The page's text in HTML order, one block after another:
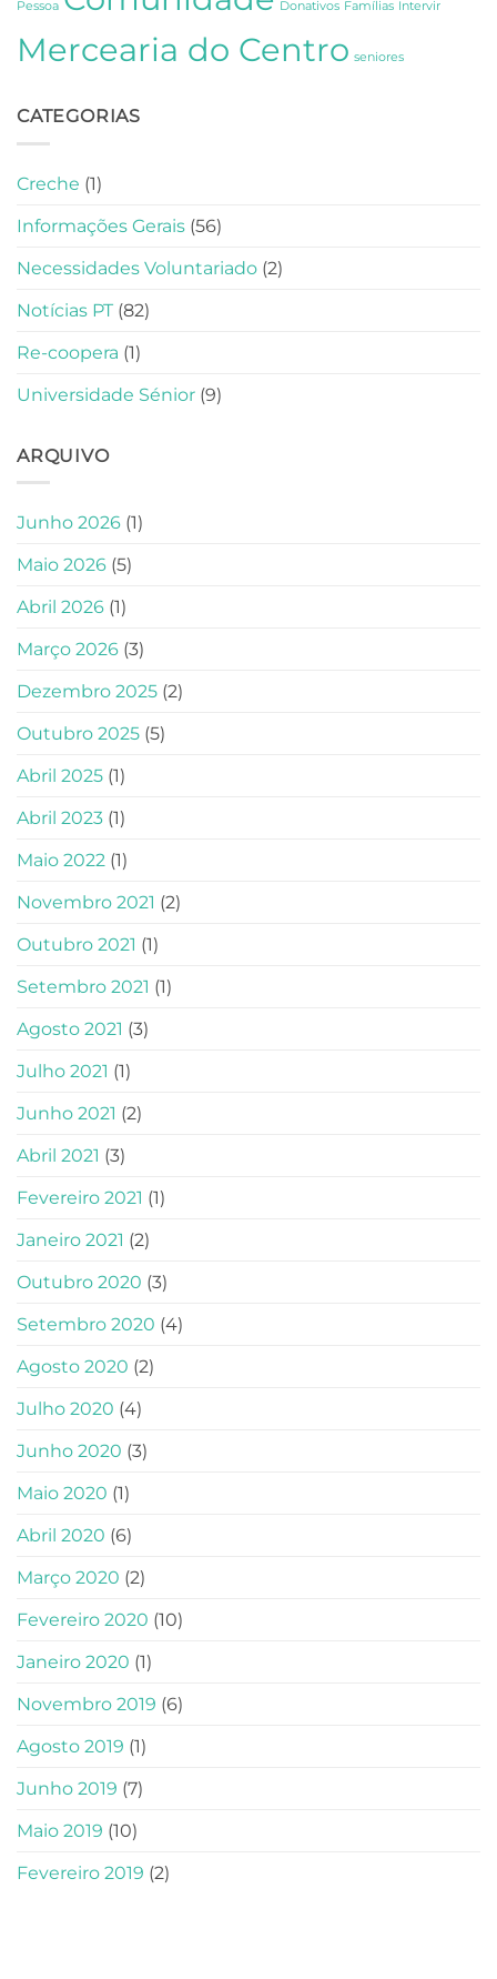
Pessoa Donativos Famílias Intervir
Mercearia do Centro seniores
CATEGORIAS
Creche (1)
Informações Gerais (56)
Necessidades Voluntariado (2)
Notícias PT (82)
Re-coopera (1)
Universidade Sénior (9)
ARQUIVO
Junho 2026 (1)
Maio 2026 (5)
Abril 2026 (1)
Março 2026 (3)
Dezembro 2025 (2)
Outubro 2025 (5)
Abril 2025 (1)
Abril 2023 (1)
Maio 2022 (1)
Novembro 2021 (2)
Outubro 2021 (1)
Setembro 2021 (1)
Agosto 2021 (3)
Julho 2021 (1)
Junho 2021 (2)
Abril 2021 (3)
Fevereiro 2021 (1)
Janeiro 2021 (2)
Outubro 2020 (3)
Setembro 2020 (4)
Agosto 2020 (2)
Julho 2020 (4)
Junho 2020 (3)
Maio 2020 (1)
Abril 2020 (6)
Março 2020 (2)
Fevereiro 2020 (10)
Janeiro 2020 (1)
Novembro 2019 (6)
Agosto 2019 (1)
Junho 2019 (7)
Maio 2019 (10)
Fevereiro 2019 (2)